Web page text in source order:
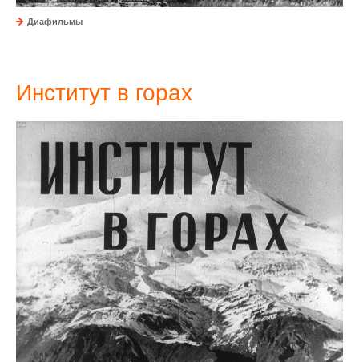
Диафильмы
Институт в горах